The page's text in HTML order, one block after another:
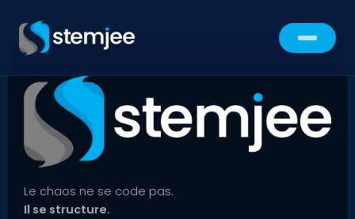
Le chaos ne se code pas.
Il se structure.